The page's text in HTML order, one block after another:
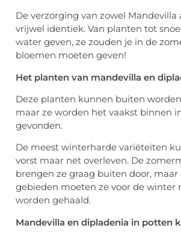
De verzorging van zowel Mandevilla
vrijwel identiek. Van planten tot
water geven, ze zouden je in de
bloemen moeten geven!
Het planten van mandevilla en
Deze planten kunnen buiten
maar ze worden het vaakst binnen
gevonden.
De meest winterharde variëteiten
vorst maar net overleven. De
brengen ze graag buiten door,
gebieden moeten ze voor de winter
worden gehaald.
Mandevilla en dipladenia in potten